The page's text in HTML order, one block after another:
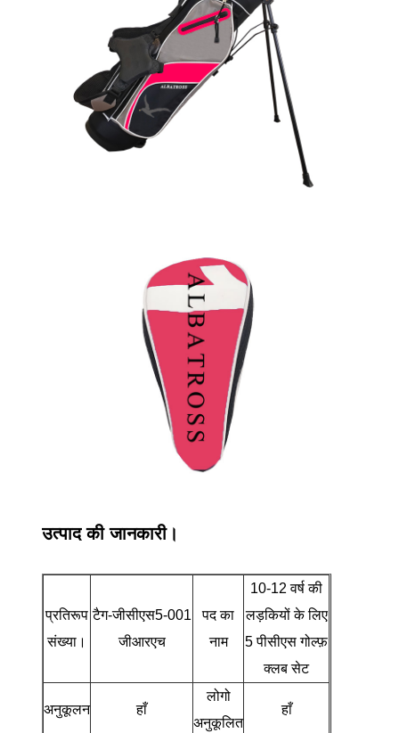
उत्पाद की जानकारी।
प्रतिरूप
संख्या।
टैग-जीसीएस5-001
जीआरएच
पद का
नाम
10-12 वर्ष की
लड़कियों के लिए
5 पीसीएस गोल्फ़
क्लब सेट
अनुकूलन हाँ
लोगो
अनुकूलित
हाँ